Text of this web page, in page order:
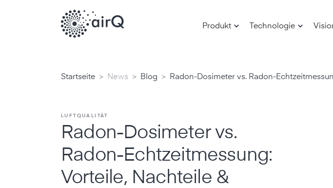
Produkt Technologie
Startseite > News > Blog > Radon-Dosimeter vs. Radon-
LUFTQUALITÄT
Radon-Dosimeter vs.
Radon-Echtzeitmessung:
Vorteile, Nachteile &